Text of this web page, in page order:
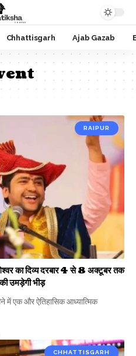
Chhattisgarh Ajab Gazab
RAIPUR
का दिव्य दरबार 4 से 8 अक्टूबर तक
उमड़ेगी भीड़
में एक और ऐतिहासिक आध्यात्मिक
CHHATTISGARH